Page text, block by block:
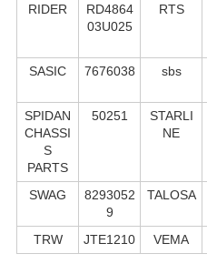
RIDER
RD4864
03U025
RTS
SASIC 7676038 sbs
SPIDAN
CHASSI
S
PARTS
50251
STARLI
NE
SWAG
8293052
9
TALOSA
TRW
JTE1210 VEMA